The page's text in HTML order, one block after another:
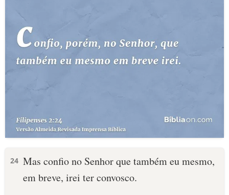
24 Mas confio no Senhor que também eu mesmo,
em breve, irei ter convosco.